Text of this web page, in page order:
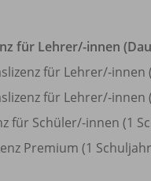
für Lehrer/-innen
für Lehrer/-innen
für Lehrer/-innen
für Schüler/-innen (1
Premium (1